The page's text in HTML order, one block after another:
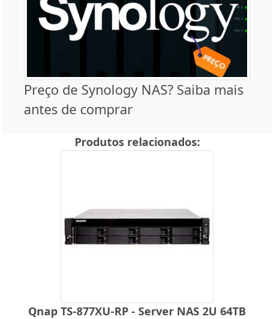
Preço de Synology NAS? Saiba mais
antes de comprar
Produtos relacionados:
Qnap TS-877XU-RP - Server NAS 2U 64TB